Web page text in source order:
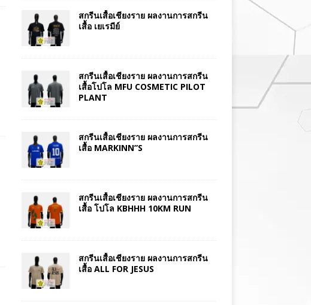
สกรีนเสื้อเชียงราย ผลงานการสกรีน
เสื้อ เยเรมีย์
สกรีนเสื้อเชียงราย ผลงานการสกรีน
เสื้อโปโล MFU COSMETIC PILOT
PLANT
สกรีนเสื้อเชียงราย ผลงานการสกรีน
เสื้อ MARKINN”S
สกรีนเสื้อเชียงราย ผลงานการสกรีน
เสื้อ โปโล KBHHH 10KM RUN
สกรีนเสื้อเชียงราย ผลงานการสกรีน
เสื้อ ALL FOR JESUS